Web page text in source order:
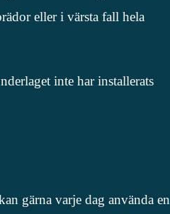
eller i värsta fall hela
inte har installerats
gärna varje dag använda en